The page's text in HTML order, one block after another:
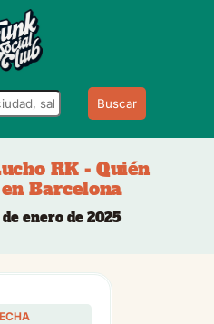
Buscar
RK - Quién
Barcelona
enero de 2025